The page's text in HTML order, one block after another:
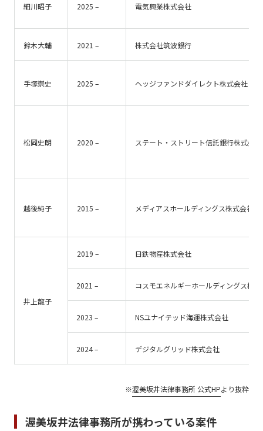
細川昭子 2025 – 電気興業株式会社
鈴木大輔 2021 – 株式会社筑波銀行
手塚崇史 2025 – ヘッジファンドダイレクト株式会社
松岡史朗 2020 – ステート・ストリート信託銀行株式会社
越後純子 2015 – メディアスホールディングス株式会社
井上龍子
2019 – 日鉄物産株式会社
2021 – コスモエネルギーホールディングス株
2023 – NSユナイテッド海運株式会社
2024 – デジタルグリッド株式会社
※渥美坂井法律事務所 公式HPより抜粋
渥美坂井法律事務所が携わっている案件